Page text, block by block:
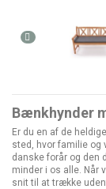
Bænkhynder
Er du en af de
sted, hvor familie og
danske forår og den
minder i os alle. Når
snit til at trække